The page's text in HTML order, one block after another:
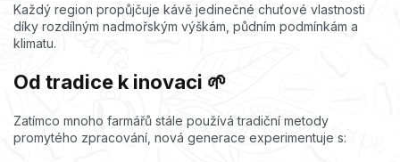
Každý region propůjčuje kávě jedinečné chuťové vlastnosti
díky rozdílným nadmořským výškám, půdním podmínkám a
klimatu.
Od tradice k inovaci 🌱
Zatímco mnoho farmářů stále používá tradiční metody
promytého zpracování, nová generace experimentuje s: